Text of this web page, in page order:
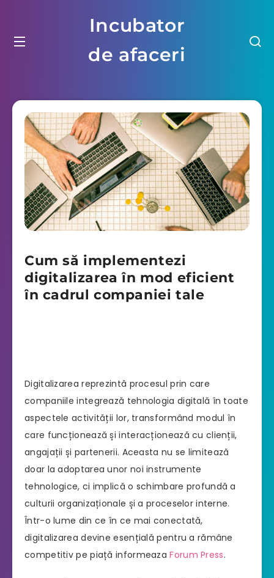
Incubator
de afaceri
Cum să implementezi
digitalizarea în mod eficient
în cadrul companiei tale
Digitalizarea reprezintă procesul prin care
companiile integrează tehnologia digitală în toate
aspectele activității lor, transformând modul în
care funcționează și interacționează cu clienții,
angajații și partenerii. Aceasta nu se limitează
doar la adoptarea unor noi instrumente
tehnologice, ci implică o schimbare profundă a
culturii organizaționale și a proceselor interne.
Într-o lume din ce în ce mai conectată,
digitalizarea devine esențială pentru a rămâne
competitiv pe piață informeazaForum Press.